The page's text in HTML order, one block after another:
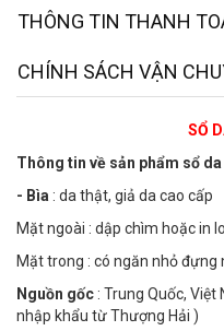
THÔNG TIN THANH
CHÍNH SÁCH VẬN
SỔ
Thông tin về sản phẩm sổ da
- Bìa : da thật, giả da cao cấp
Mặt ngoài : dập chìm hoặc in
Mặt trong : có ngăn nhỏ đựng
Nguồn gốc : Trung Quốc,
nhập khẩu từ Thượng Hải )